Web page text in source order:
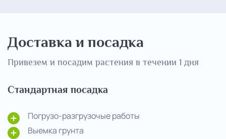
Доставка и посадка
Привезем и посадим растения в течении 1 дня
Стандартная посадка
Погрузо-разгрузочые работы
Выемка грунта